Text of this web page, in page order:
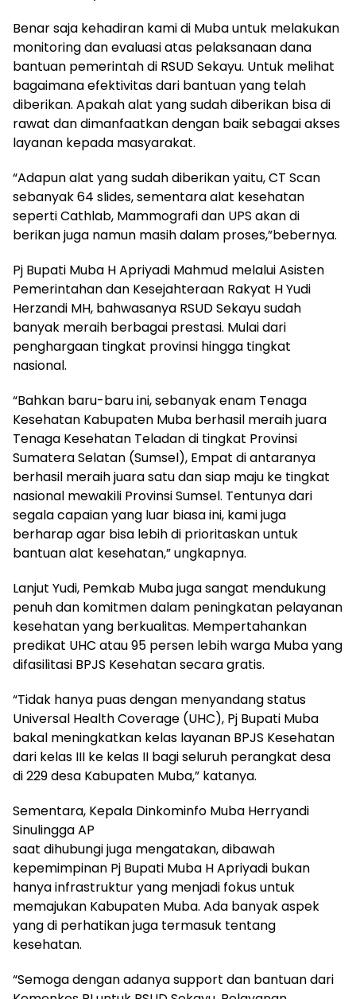
Benar saja kehadiran kami di Muba untuk melakukan
monitoring dan evaluasi atas pelaksanaan dana
bantuan pemerintah di RSUD Sekayu. Untuk melihat
bagaimana efektivitas dari bantuan yang telah
diberikan. Apakah alat yang sudah diberikan bisa di
rawat dan dimanfaatkan dengan baik sebagai akses
layanan kepada masyarakat.
“Adapun alat yang sudah diberikan yaitu, CT Scan
sebanyak 64 slides, sementara alat kesehatan
seperti Cathlab, Mammografi dan UPS akan di
berikan juga namun masih dalam proses,”bebernya.
Pj Bupati Muba H Apriyadi Mahmud melalui Asisten
Pemerintahan dan Kesejahteraan Rakyat H Yudi
Herzandi MH, bahwasanya RSUD Sekayu sudah
banyak meraih berbagai prestasi. Mulai dari
penghargaan tingkat provinsi hingga tingkat
nasional.
“Bahkan baru-baru ini, sebanyak enam Tenaga
Kesehatan Kabupaten Muba berhasil meraih juara
Tenaga Kesehatan Teladan di tingkat Provinsi
Sumatera Selatan (Sumsel), Empat di antaranya
berhasil meraih juara satu dan siap maju ke tingkat
nasional mewakili Provinsi Sumsel. Tentunya dari
segala capaian yang luar biasa ini, kami juga
berharap agar bisa lebih di prioritaskan untuk
bantuan alat kesehatan,” ungkapnya.
Lanjut Yudi, Pemkab Muba juga sangat mendukung
penuh dan komitmen dalam peningkatan pelayanan
kesehatan yang berkualitas. Mempertahankan
predikat UHC atau 95 persen lebih warga Muba yang
difasilitasi BPJS Kesehatan secara gratis.
“Tidak hanya puas dengan menyandang status
Universal Health Coverage (UHC), Pj Bupati Muba
bakal meningkatkan kelas layanan BPJS Kesehatan
dari kelas III ke kelas II bagi seluruh perangkat desa
di 229 desa Kabupaten Muba,” katanya.
Sementara, Kepala Dinkominfo Muba Herryandi
Sinulingga AP
saat dihubungi juga mengatakan, dibawah
kepemimpinan Pj Bupati Muba H Apriyadi bukan
hanya infrastruktur yang menjadi fokus untuk
memajukan Kabupaten Muba. Ada banyak aspek
yang di perhatikan juga termasuk tentang
kesehatan.
“Semoga dengan adanya support dan bantuan dari